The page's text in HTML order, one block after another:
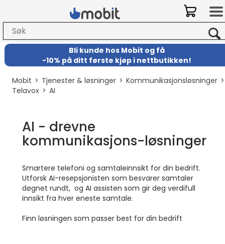
Bli kunde hos Mobit og få
-10% på ditt første kjøp i nettbutikken!
Mobit>Tjenester & løsninger>Kommunikasjonsløsninger
Telavox>AI
AI - drevne
kommunikasjons-løsninger
Smartere telefoni og samtaleinnsikt for din bedrift.
Utforsk AI-resepsjonisten som besvarer samtaler
døgnet rundt, og AI assisten som gir deg verdifull
innsikt fra hver eneste samtale.
Finn løsningen som passer best for din bedrift